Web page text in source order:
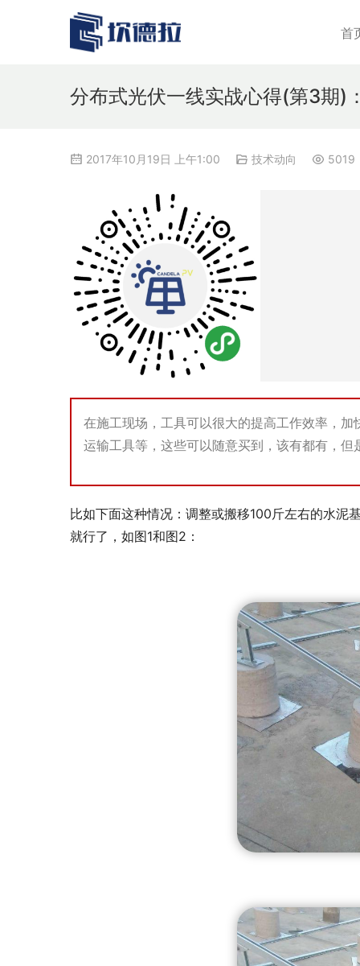
首
分布式光伏一线实战心得(第3期)
2017年10月19日 上午1:00 技术动向 5019
在施工现场，工具可以很大的提高工作效率，
运输工具等，这些可以随意买到，该有都有，
比如下面这种情况：调整或搬移100斤左右的水泥
就行了，如图1和图2：